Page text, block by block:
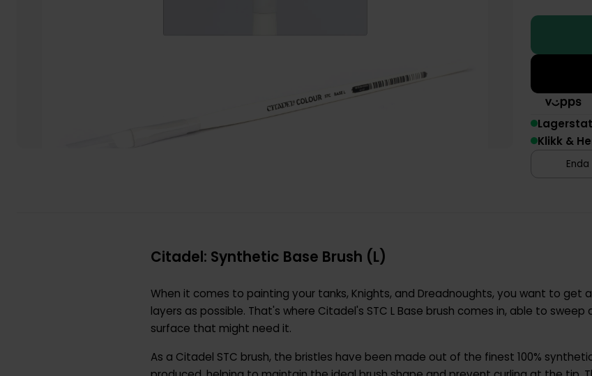
Klikk &
Citadel: Synthetic Base Brush (L)
When it comes to painting your tanks, Knights, and Dreadnoughts, you want to get
layers as possible. That's where Citadel's STC L Base brush comes in, able to
surface that might need it.
As a Citadel STC brush, the bristles have been made out of the finest 100%